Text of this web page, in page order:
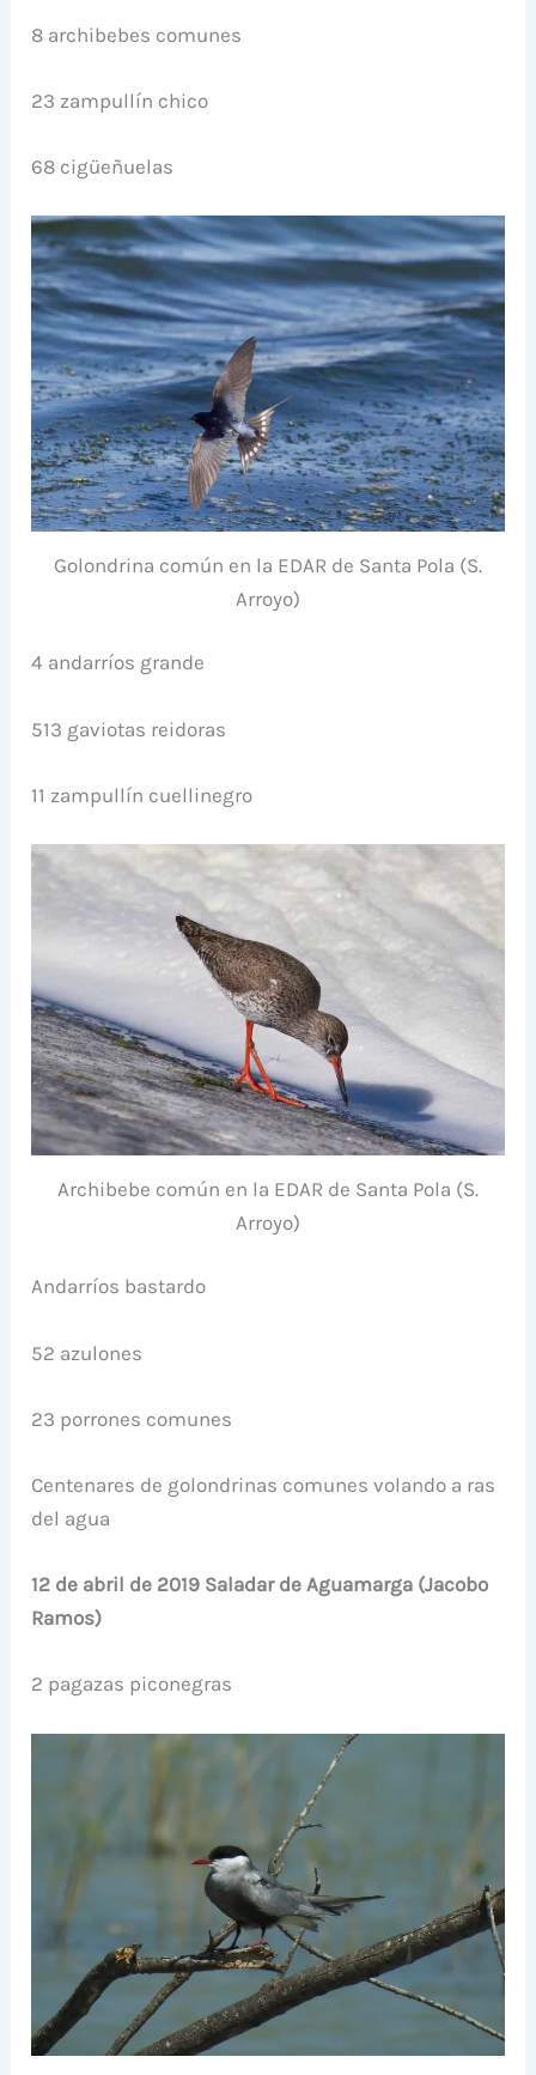
8 archibebes comunes
23 zampullín chico
68 cigüeñuelas
Golondrina común en la EDAR de Santa Pola (S.
Arroyo)
4 andarríos grande
513 gaviotas reidoras
11 zampullín cuellinegro
Archibebe común en la EDAR de Santa Pola (S.
Arroyo)
Andarríos bastardo
52 azulones
23 porrones comunes
Centenares de golondrinas comunes volando a ras
del agua
12 de abril de 2019 Saladar de Aguamarga (Jacobo
Ramos)
2 pagazas piconegras